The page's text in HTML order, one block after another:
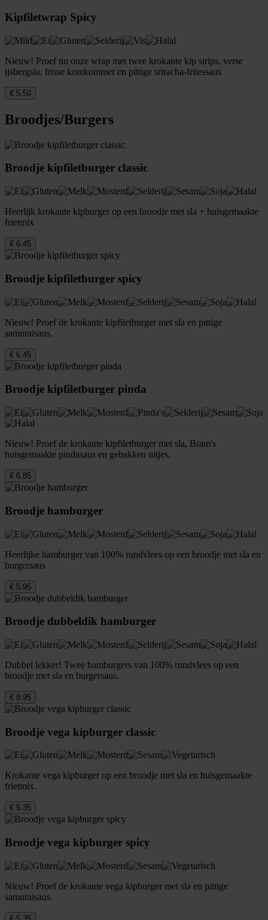
Kipfiletwrap Spicy
Nieuw! Proef nu onze wrap met twee krokante kip strips, verse
ijsbergsla, frisse komkommer en pittige sriracha-fritessaus
€ 5.50
Broodjes/Burgers
Broodje kipfiletburger classic
Heerlijk krokante kipburger op een broodje met sla + huisgemaakte
frietmix
€ 6.45
Broodje kipfiletburger spicy
Nieuw! Proef de krokante kipfiletburger met sla en pittige
samuraisaus.
€ 6.45
Broodje kipfiletburger pinda
Nieuw! Proef de krokante kipfiletburger met sla, Bram's
huisgemaakte pindasaus en gebakken uitjes.
€ 6.85
Broodje hamburger
Heerlijke hamburger van 100% rundvlees op een broodje met sla en
burgersaus
€ 5.95
Broodje dubbeldik hamburger
Dubbel lekker! Twee hamburgers van 100% rundvlees op een
broodje met sla en burgersaus.
€ 8.95
Broodje vega kipburger classic
Krokante vega kipburger op een broodje met sla en huisgemaakte
frietmix.
€ 5.35
Broodje vega kipburger spicy
Nieuw! Proef de krokante vega kipburger met sla en pittige
samuraisaus.